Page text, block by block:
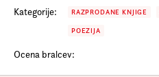
Akcije
Kategorije: RAZPRODANE KNJIGE
POEZIJA
Ocena bralcev: